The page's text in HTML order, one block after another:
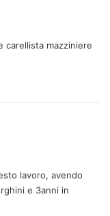
carellista mazziniere
lavoro, avendo
e 3anni in